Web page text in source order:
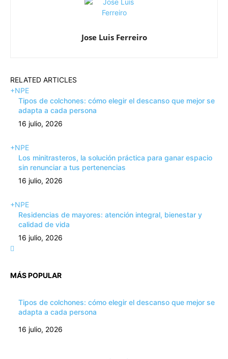
Jose Luis Ferreiro
RELATED ARTICLES
+NPE
Tipos de colchones: cómo elegir el descanso que mejor se
adapta a cada persona
16 julio, 2026
+NPE
Los minitrasteros, la solución práctica para ganar espacio
sin renunciar a tus pertenencias
16 julio, 2026
+NPE
Residencias de mayores: atención integral, bienestar y
calidad de vida
16 julio, 2026
MÁS POPULAR
Tipos de colchones: cómo elegir el descanso que mejor se
adapta a cada persona
16 julio, 2026